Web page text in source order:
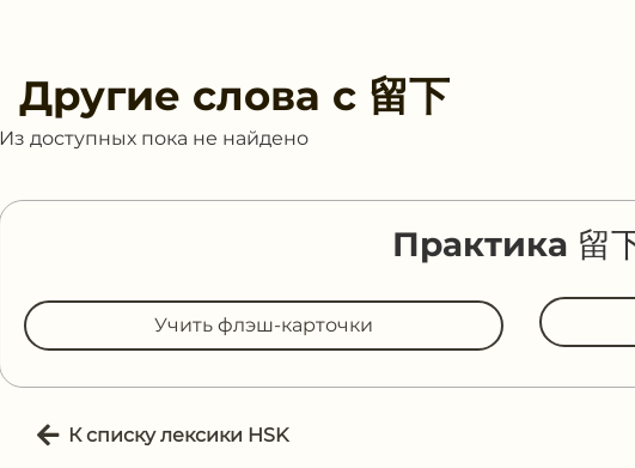
Другие слова с 留下
Из доступных пока не найдено
Практика 留
Учить флэш-карточки
К списку лексики HSK